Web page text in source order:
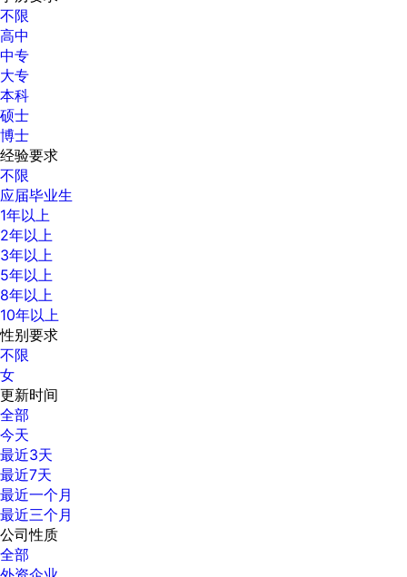
不限
高中
中专
大专
本科
硕士
博士
经验要求
不限
应届毕业生
1年以上
2年以上
3年以上
5年以上
8年以上
10年以上
性别要求
不限
女
更新时间
全部
今天
最近3天
最近7天
最近一个月
最近三个月
公司性质
全部